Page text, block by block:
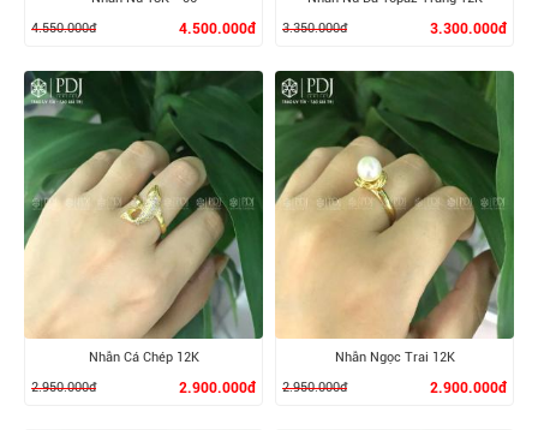
XEM CHI TIẾT
4.550.000đ
4.500.000đ
XEM CHI TIẾT
3.350.000đ
3.300.000đ
Nhẫn Cá Chép 12K
2.950.000đ
2.900.000đ
Nhẫn Ngọc Trai 12K
2.950.000đ
2.900.000đ